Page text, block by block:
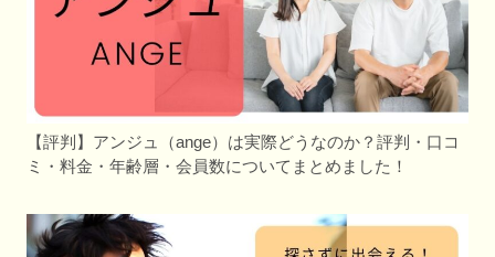
【評判】アンジュ（ange）は実際どうなのか？評判・口コ
ミ・料金・年齢層・会員数についてまとめました！